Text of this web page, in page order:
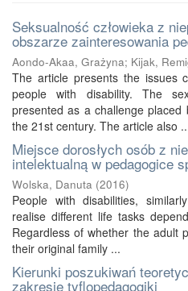
Seksualność człowieka z
obszarze zainteresowania
Aondo-Akaa, Grażyna; Kijak,
The article presents the issues
people with disability. The
presented as a challenge
the 21st century. The article also
Miejsce dorosłych osób z
intelektualną w pedagogice
Wolska, Danuta (2016)
People with disabilities,
realise different life tasks
Regardless of whether the adult
their original family ...
Kierunki poszukiwań
zakresie tyflopedagogiki